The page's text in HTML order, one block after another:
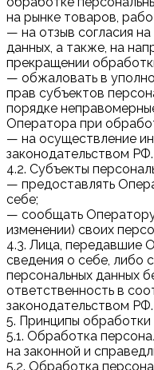
на рынке товаров,
— на отзыв согласия
данных, а также, на
прекращении
— обжаловать в
прав субъектов
порядке
Оператора при
— на осуществление
законодательством РФ.
4.2. Субъекты
— предоставлять
себе;
— сообщать
изменении) своих
4.3. Лица, передавшие
сведения о себе, либо
персональных данных
ответственность в
законодательством РФ.
5. Принципы
5.1. Обработка
на законной и
5.2. Обработка